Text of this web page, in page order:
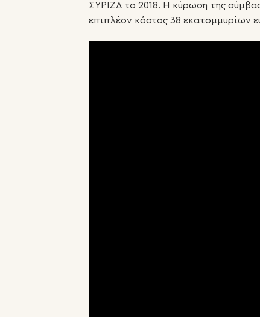
ΣΥΡΙΖΑ το 2018. Η κύρωση της
επιπλέον κόστος 38 εκατομμυρίων